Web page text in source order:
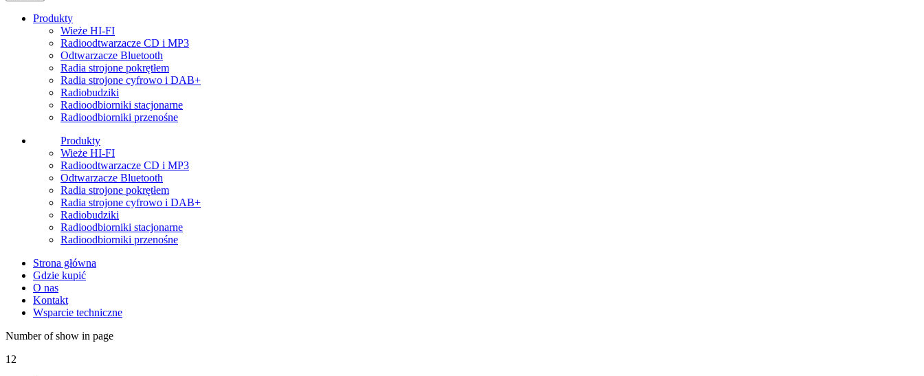
Produkty
Wieże HI-FI
Radioodtwarzacze CD i MP3
Odtwarzacze Bluetooth
Radia strojone pokrętłem
Radia strojone cyfrowo i DAB+
Radiobudziki
Radioodbiorniki stacjonarne
Radioodbiorniki przenośne
Produkty
Wieże HI-FI
Radioodtwarzacze CD i MP3
Odtwarzacze Bluetooth
Radia strojone pokrętłem
Radia strojone cyfrowo i DAB+
Radiobudziki
Radioodbiorniki stacjonarne
Radioodbiorniki przenośne
Strona główna
Gdzie kupić
O nas
Kontakt
Wsparcie techniczne
Number of show in page
12